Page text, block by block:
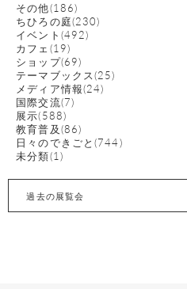
その他(186)
ちひろの庭(230)
イベント(492)
カフェ(19)
ショップ(69)
テーマブックス(25)
メディア情報(24)
国際交流(7)
展示(588)
教育普及(86)
日々のできごと(744)
未分類(1)
過去の展覧会